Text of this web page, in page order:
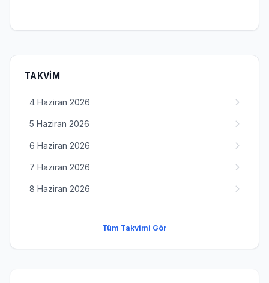
TAKVIM
4 Haziran 2026
5 Haziran 2026
6 Haziran 2026
7 Haziran 2026
8 Haziran 2026
Tüm Takvimi Gör